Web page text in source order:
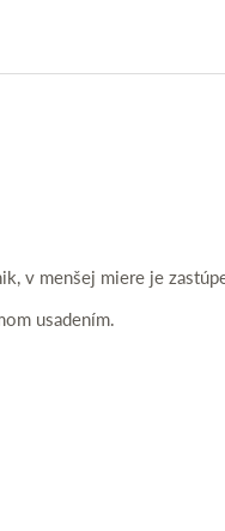
v menšej miere je
usadením.